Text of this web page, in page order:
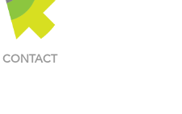
CONTACT